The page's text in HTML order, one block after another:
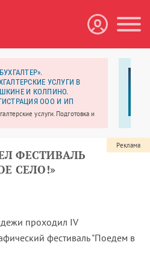
УСЛУГИ В
И КОЛПИНО.
ООО И ИП
услуги. Подготовка и
ФЕСТИВАЛЬ
СЕЛО!»
проходил IV
фестиваль "Поедем в
Реклама